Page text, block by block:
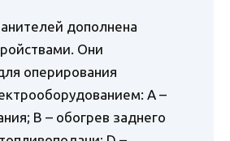
дополнена
Они
оперирования
A –
B – обогрев заднего